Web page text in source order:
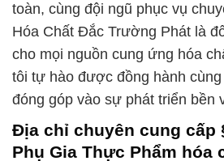
toàn, cùng đội ngũ phục vụ
Hóa Chất Đắc Trường Phát là
cho mọi nguồn cung ứng hóa
tôi tự hào được đồng hành
đóng góp vào sự phát triển bền
Địa chỉ chuyên cung cấp
Phụ Gia Thực Phẩm hóa